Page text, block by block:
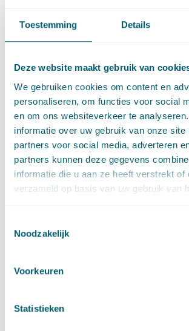
Toestemming Details
Deze website maakt gebruik van
We gebruiken cookies om content en
personaliseren, om functies voor social
en om ons websiteverkeer te
informatie over uw gebruik van onze site
partners voor social media, adverteren
partners kunnen deze gegevens
informatie die u aan ze heeft verstrekt of
verzameld op basis van uw gebruik van
Noodzakelijk
Voorkeuren
Statistieken
Bestuursrecht
Mededinging en marktregulering
Openbaar vervoerrecht